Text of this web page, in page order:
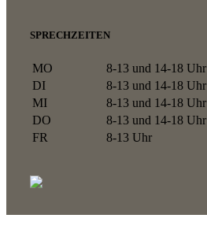
SPRECHZEITEN
MO
8-13 und 14-18 Uhr
DI
8-13 und 14-18 Uhr
MI
8-13 und 14-18 Uhr
DO
8-13 und 14-18 Uhr
FR
8-13 Uhr